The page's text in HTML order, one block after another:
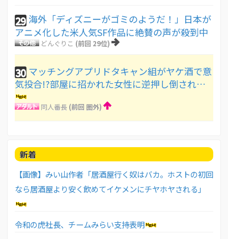
29 海外「ディズニーがゴミのようだ！」日本が
アニメ化した米人気SF作品に絶賛の声が殺到中
どんぐりこ (前回 29位)
30 マッチングアプリドタキャン組がヤケ酒で意
気投合!?部屋に招かれた女性に逆押し倒され…
同人番長 (前回 圏外)
新着
【画像】みい山作者「居酒屋行く奴はバカ。ホストの初回
なら居酒屋より安く飲めてイケメンにチヤホヤされる」
令和の虎社長、チームみらい支持表明